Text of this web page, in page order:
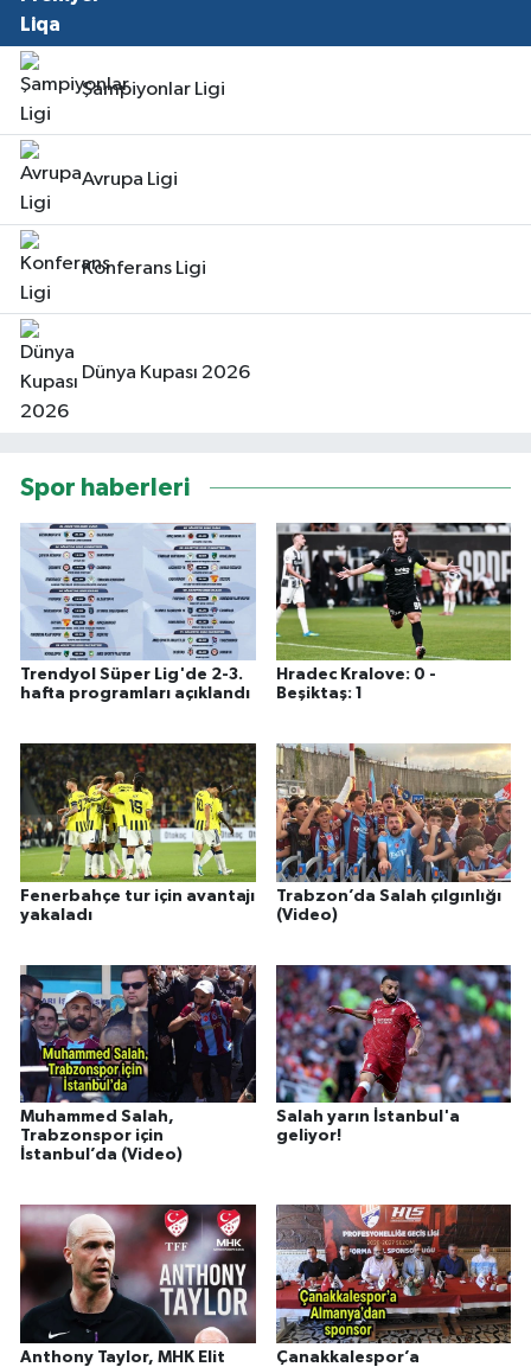
Şampiyonlar Ligi
Avrupa Ligi
Konferans Ligi
Dünya Kupası 2026
Spor haberleri
Trendyol Süper Lig'de 2-3.
hafta programları açıklandı
Hradec Kralove: 0 -
Beşiktaş: 1
Fenerbahçe tur için avantajı
yakaladı
Trabzon’da Salah çılgınlığı
(Video)
Muhammed Salah,
Trabzonspor için
İstanbul’da (Video)
Salah yarın İstanbul'a
geliyor!
Anthony Taylor, MHK Elit
Çanakkalespor’a